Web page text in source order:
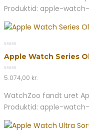
Produktid: apple-
out
5
Apple Watch Series
0
out
5
5.074,00 kr.
WatchZoo fandt uret
Produktid: apple-